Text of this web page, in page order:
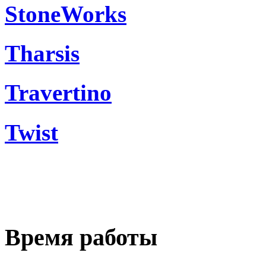
StoneWorks
Tharsis
Travertino
Twist
Время работы